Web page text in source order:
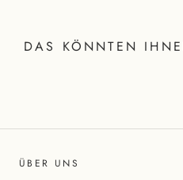
DAS KÖNNTEN
ÜBER UNS